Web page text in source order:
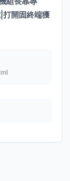
打開固終端獲